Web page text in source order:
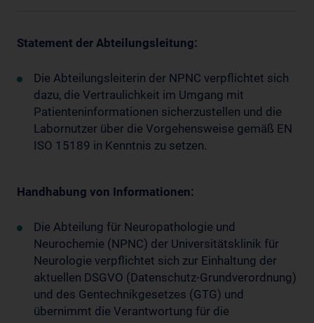
Statement der Abteilungsleitung:
Die Abteilungsleiterin der NPNC verpflichtet sich
dazu, die Vertraulichkeit im Umgang mit
Patienteninformationen sicherzustellen und die
Labornutzer über die Vorgehensweise gemäß EN
ISO 15189 in Kenntnis zu setzen.
Handhabung von Informationen:
Die Abteilung für Neuropathologie und
Neurochemie (NPNC) der Universitätsklinik für
Neurologie verpflichtet sich zur Einhaltung der
aktuellen DSGVO (Datenschutz-Grundverordnung)
und des Gentechnikgesetzes (GTG) und
übernimmt die Verantwortung für die